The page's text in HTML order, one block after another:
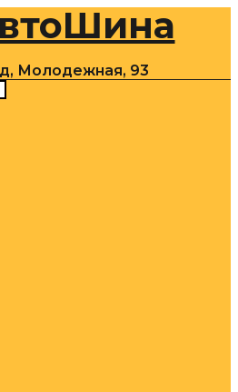
Молодежная, 93